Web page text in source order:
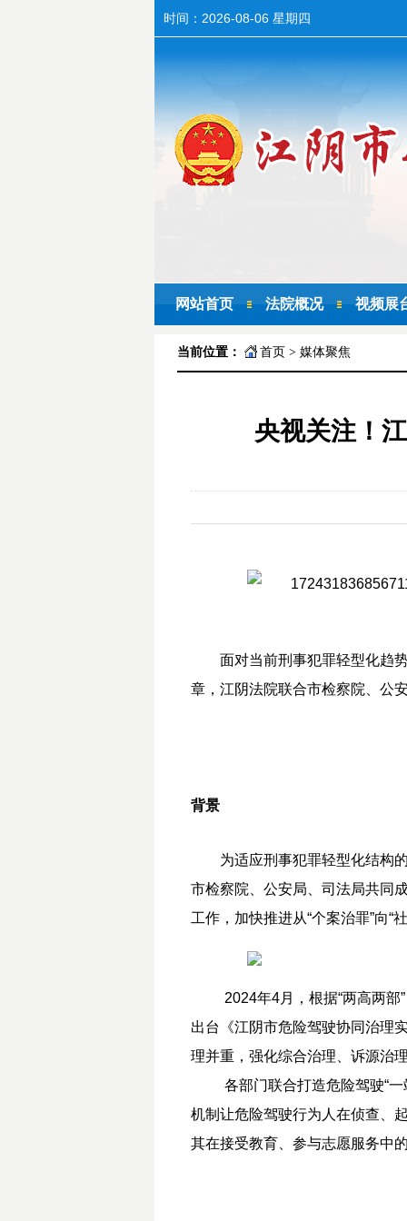
时间： 2026-08-06 星期四
网站首页 法院概况 视频展
当前位置： 首页 > 媒体聚焦
央视关注！
面对当前刑事犯罪轻型化趋
章，江阴法院联合市检察院、公
背景
为适应刑事犯罪轻型化结构
市检察院、公安局、司法局共同
工作，加快推进从“个案治罪”向“
2024年4月，根据“两高两
出台《江阴市危险驾驶协同治理
理并重，强化综合治理、诉源治
各部门联合打造危险驾驶“
机制让危险驾驶行为人在侦查、
其在接受教育、参与志愿服务中